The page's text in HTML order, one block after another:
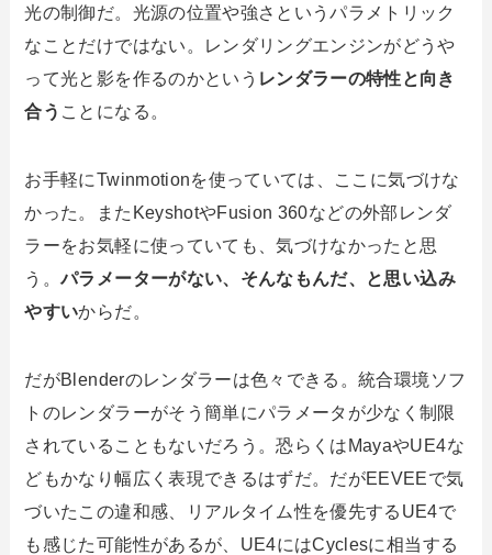
光の制御だ。光源の位置や強さというパラメトリック
なことだけではない。レンダリングエンジンがどうや
って光と影を作るのかという レンダラーの特性と向き
合う ことになる。
お手軽にTwinmotionを使っていては、ここに気づけな
かった。またKeyshotやFusion 360などの外部レンダ
ラーをお気軽に使っていても、気づけなかったと思
う。パラメーターがない、そんなもんだ、と思い込み
やすいからだ。
だがBlenderのレンダラーは色々できる。統合環境ソフ
トのレンダラーがそう簡単にパラメータが少なく制限
されていることもないだろう。恐らくはMayaやUE4な
どもかなり幅広く表現できるはずだ。だがEEVEEで気
づいたこの違和感、リアルタイム性を優先するUE4で
も感じた可能性があるが、UE4にはCyclesに相当する